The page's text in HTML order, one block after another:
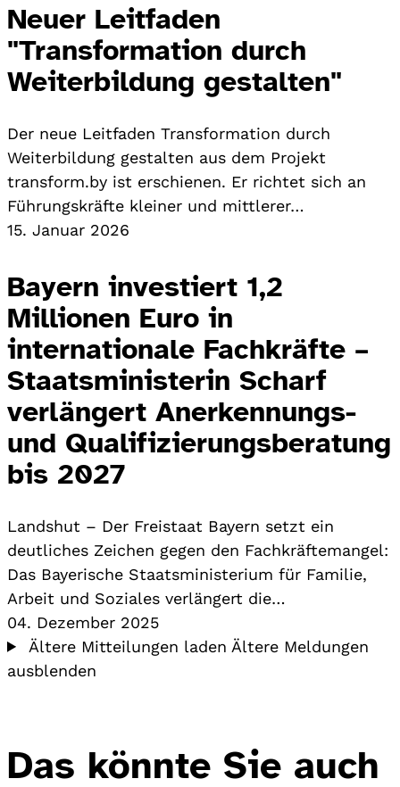
Neuer Leitfaden
"Transformation durch
Weiterbildung gestalten"
Der neue Leitfaden Transformation durch
Weiterbildung gestalten aus dem Projekt
transform.by ist erschienen. Er richtet sich an
Führungskräfte kleiner und mittlerer…
15. Januar 2026
Bayern investiert 1,2
Millionen Euro in
internationale Fachkräfte –
Staatsministerin Scharf
verlängert Anerkennungs-
und Qualifizierungsberatung
bis 2027
Landshut – Der Freistaat Bayern setzt ein
deutliches Zeichen gegen den Fachkräftemangel:
Das Bayerische Staatsministerium für Familie,
Arbeit und Soziales verlängert die…
04. Dezember 2025
Ältere Mitteilungen laden Ältere Meldungen
ausblenden
Das könnte Sie auch